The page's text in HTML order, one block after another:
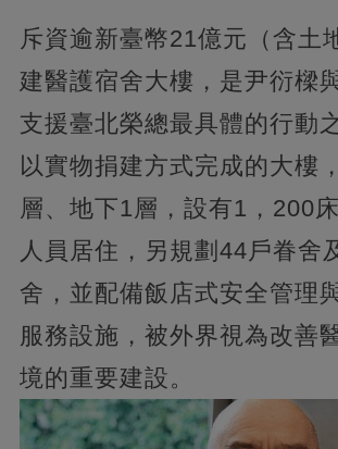
斥資逾新臺幣21億元（含土
建醫護宿舍大樓，是尹衍樑
支援臺北榮總最具體的行動
以實物捐建方式完成的大樓
層、地下1層，設有1，200
人員居住，另規劃44戶眷舍
舍，並配備飯店式安全管理
服務設施，被外界視為改善
境的重要建設。